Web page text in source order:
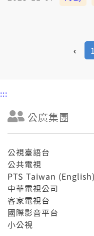
‹ 1
:::
公廣集團
公視臺語台
公共電視
PTS Taiwan (English)
中華電視公司
客家電視台
國際影音平台
小公視